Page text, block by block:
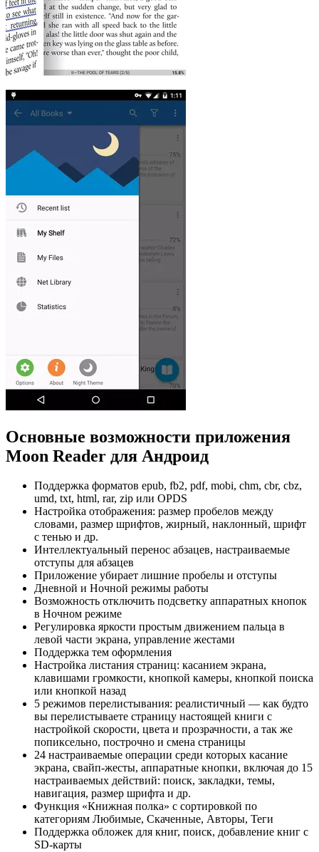
Основные возможности приложения
Moon Reader для Андроид
Поддержка форматов epub, fb2, pdf, mobi, chm, cbr, cbz,
umd, txt, html, rar, zip или OPDS
Настройка отображения: размер пробелов между
словами, размер шрифтов, жирный, наклонный, шрифт
с тенью и др.
Интеллектуальный перенос абзацев, настраиваемые
отступы для абзацев
Приложение убирает лишние пробелы и отступы
Дневной и Ночной режимы работы
Возможность отключить подсветку аппаратных кнопок
в Ночном режиме
Регулировка яркости простым движением пальца в
левой части экрана, управление жестами
Поддержка тем оформления
Настройка листания страниц: касанием экрана,
клавишами громкости, кнопкой камеры, кнопкой поиска
или кнопкой назад
5 режимов перелистывания: реалистичный — как будто
вы перелистываете страницу настоящей книги с
настройкой скорости, цвета и прозрачности, а так же
попиксельно, построчно и смена страницы
24 настраиваемые операции среди которых касание
экрана, свайп-жесты, аппаратные кнопки, включая до 15
настраиваемых действий: поиск, закладки, темы,
навигация, размер шрифта и др.
Функция «Книжная полка» с сортировкой по
категориям Любимые, Скаченные, Авторы, Теги
Поддержка обложек для книг, поиск, добавление книг с
SD-карты